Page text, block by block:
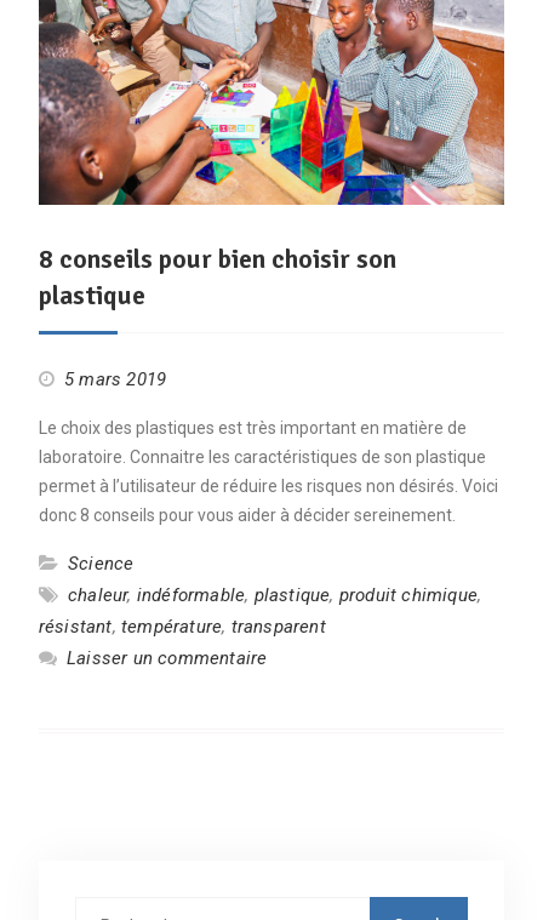
8 conseils pour bien choisir son
plastique
5 mars 2019
Le choix des plastiques est très important en matière de
laboratoire. Connaitre les caractéristiques de son plastique
permet à l’utilisateur de réduire les risques non désirés. Voici
donc 8 conseils pour vous aider à décider sereinement.
Science
chaleur, indéformable, plastique, produit chimique,
résistant, température, transparent
Laisser un commentaire